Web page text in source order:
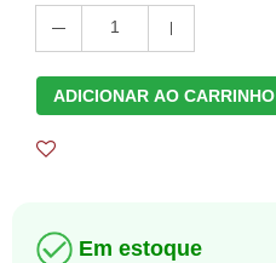
1
ADICIONAR AO CARRINHO
Em estoque